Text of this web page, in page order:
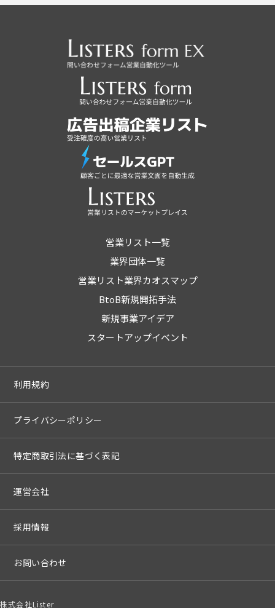
営業リスト一覧
業界団体一覧
営業リスト業界カオスマップ
BtoB新規開拓手法
新規事業アイデア
スタートアップイベント
利用規約
プライバシーポリシー
特定商取引法に基づく表記
運営会社
採用情報
お問い合わせ
株式会社Lister